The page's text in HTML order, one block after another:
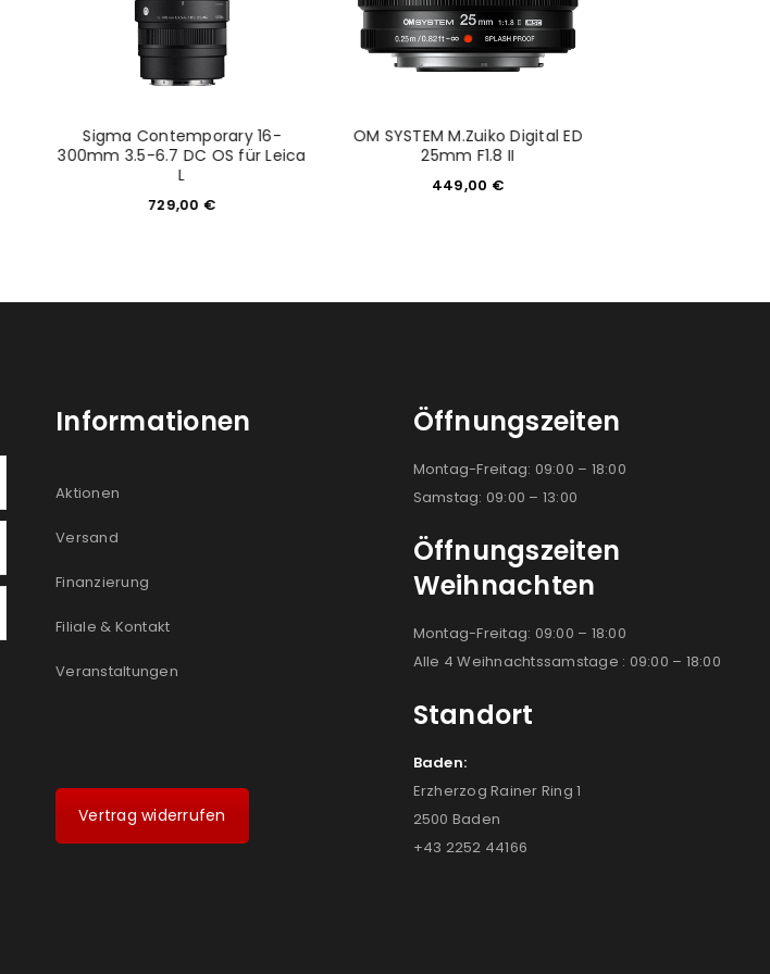
Sigma Contemporary 16-
300mm 3.5-6.7 DC OS für Leica
L
729,00 €
OM SYSTEM M.Zuiko Digital ED
25mm F1.8 II
449,00 €
Informationen
Aktionen
Versand
Finanzierung
Filiale & Kontakt
Veranstaltungen
Vertrag widerrufen
Öffnungszeiten
Montag-Freitag: 09:00 – 18:00
Samstag: 09:00 – 13:00
Öffnungszeiten
Weihnachten
Montag-Freitag: 09:00 – 18:00
Alle 4 Weihnachtssamstage : 09:00 – 18:00
Standort
Baden:
Erzherzog Rainer Ring 1
2500 Baden
+43 2252 44166